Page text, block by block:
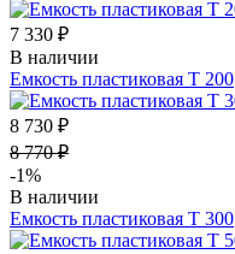
7 330 ₽
В наличии
Емкость пластиковая Т 200
8 730 ₽
8 770 ₽
-1%
В наличии
Емкость пластиковая Т 300